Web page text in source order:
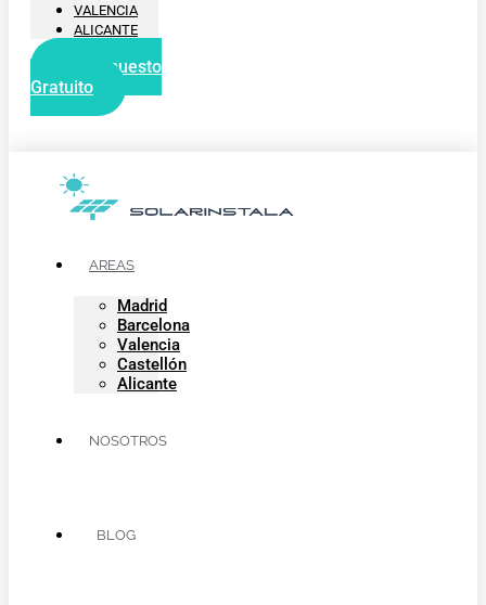
VALENCIA
ALICANTE
Presupuesto
Gratuito
AREAS
Madrid
Barcelona
Valencia
Castellón
Alicante
NOSOTROS
BLOG